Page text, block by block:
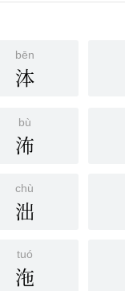
bēn
泍
bù
㳍
chù
泏
tuó
沲